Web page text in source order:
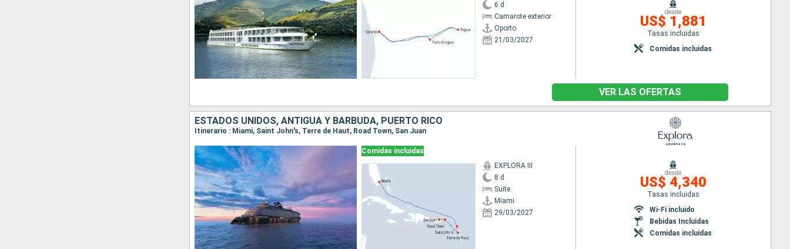
6 d
Camarote exterior
Oporto
21/03/2027
desde
US$ 1,881
Tasas incluidas
Comidas incluidas
VER LAS OFERTAS
ESTADOS UNIDOS, ANTIGUA Y BARBUDA, PUERTO RICO
Itinerario : Miami, Saint John's, Terre de Haut, Road Town, San Juan
Comidas incluidas
EXPLORA III
8 d
Suite
Miami
29/03/2027
desde
US$ 4,340
Tasas incluidas
Wi-Fi incluido
Bebidas Incluidas
Comidas incluidas